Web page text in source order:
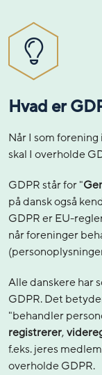
Hvad er
Når I som
skal I overholde
GDPR står for "
på dansk også
GDPR er EU-
når foreninger
Alle danskere har
GDPR. Det
"behandler
registrerer,
f.eks. jeres
overholde GDPR.